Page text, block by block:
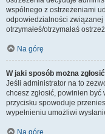
wspólnego z ostrzeżeniami
odpowiedzialności
otrzymałeś/otrzymałaś
Na górę
W jaki sposób można
Jeśli administrator na to
chcesz zgłosić, powinien
przycisku spowoduje
wypełnieniu umożliwi
Na górę